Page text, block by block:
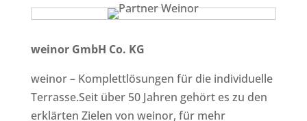
weinor GmbH Co. KG
weinor – Komplettlösungen für die individuelle
Terrasse.Seit über 50 Jahren gehört es zu den
erklärten Zielen von weinor, für mehr